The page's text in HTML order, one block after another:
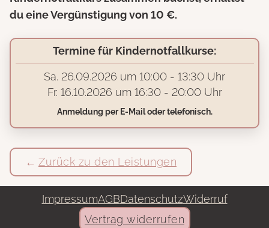
du eine Vergünstigung von 10 €.
Termine für Kindernotfallkurse:
Sa. 26.09.2026 um 10:00 - 13:30 Uhr
Fr. 16.10.2026 um 16:30 - 20:00 Uhr
Anmeldung per E-Mail oder telefonisch.
Zurück zu den Leistungen
ImpressumAGBDatenschutzWiderruf
Vertrag widerrufen